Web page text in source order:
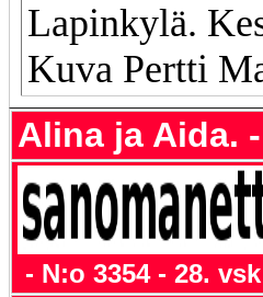
Lapinkylä.
Kuva Pertti
Alina ja Aida.
- N:o 3354 - 28.